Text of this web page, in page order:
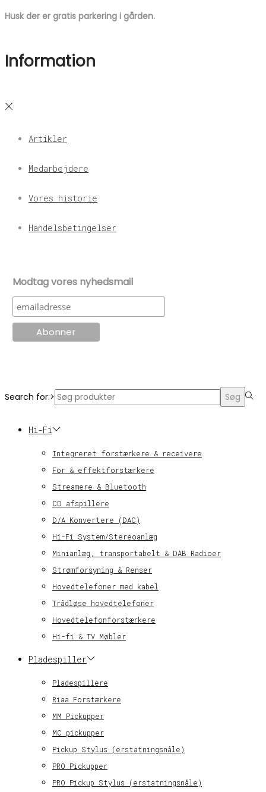
Husk der er gratis parkering i gården.
Information
Artikler
Medarbejdere
Vores historie
Handelsbetingelser
Modtag vores nyhedsmail
Search for:> Søg
Hi-Fi
Integreret forstærkere & receivere
For & effektforstærkere
Streamere & Bluetooth
CD afspillere
D/A Konvertere (DAC)
Hi-Fi System/Stereoanlæg
Minianlæg, transportabelt & DAB Radioer
Strømforsyning & Renser
Hovedtelefoner med kabel
Trådløse hovedtelefoner
Hovedtelefonforstærkere
Hi-fi & TV Møbler
Pladespiller
Pladespillere
Riaa Forstærkere
MM Pickupper
MC pickupper
Pickup Stylus (erstatningsnåle)
PRO Pickupper
PRO Pickup Stylus (erstatningsnåle)